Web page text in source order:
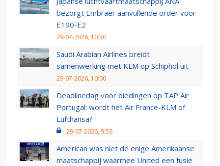
bezorgt Embraer aanvullende order voor
E190-E2
29-07-2026, 10:30
Saudi Arabian Airlines breidt
samenwerking met KLM op Schiphol uit
29-07-2026, 10:00
Deadlinedag voor biedingen op TAP Air
Portugal: wordt het Air France-KLM of
Lufthansa?
29-07-2026, 9:59
American was niet de enige Amerikaanse
maatschappij waarmee United een fusie